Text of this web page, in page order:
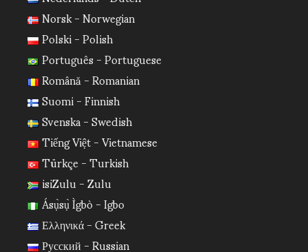
Norsk - Norwegian
Polski - Polish
Português - Portuguese
Română - Romanian
Suomi - Finnish
Svenska - Swedish
Tiếng Việt - Vietnamese
Türkçe - Turkish
isiZulu - Zulu
Ásụ̀sụ̀ Ìgbò - Igbo
Ελληνικά - Greek
Русский - Russian